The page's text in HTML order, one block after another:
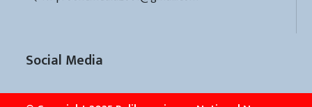
Social Media